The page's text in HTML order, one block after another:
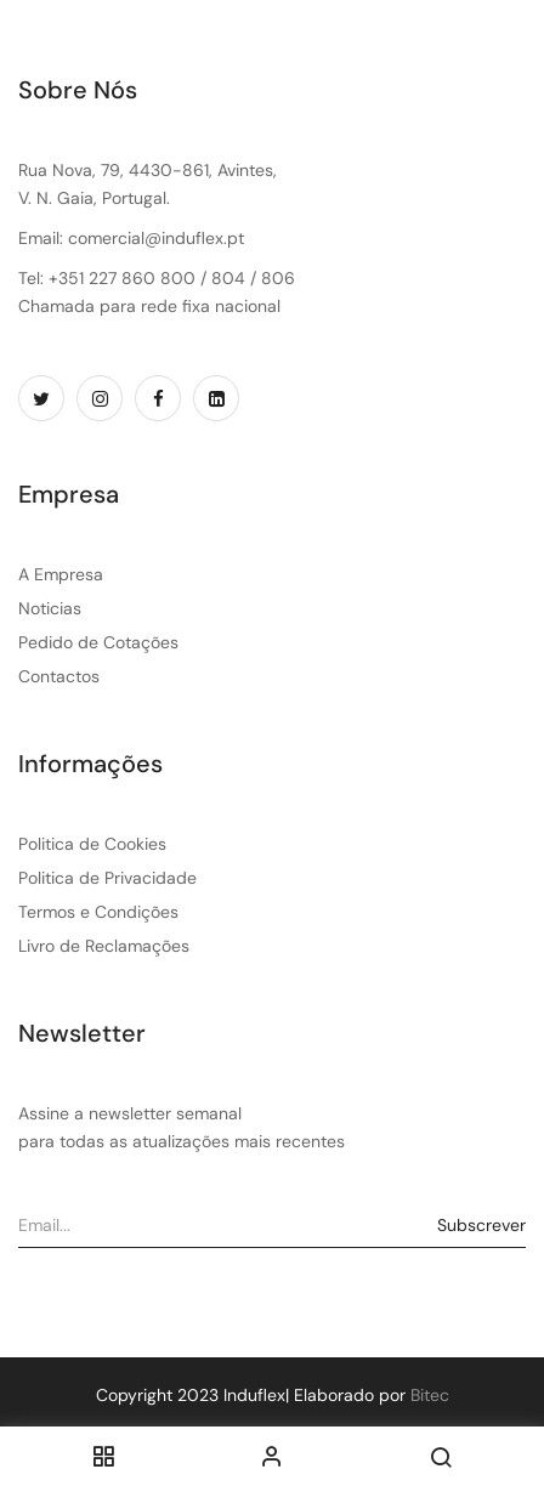
Sobre Nós
Rua Nova, 79, 4430-861, Avintes,
V. N. Gaia, Portugal.
Email: comercial@induflex.pt
Tel: +351 227 860 800 / 804 / 806
Chamada para rede fixa nacional
Empresa
A Empresa
Noticias
Pedido de Cotações
Contactos
Informações
Politica de Cookies
Politica de Privacidade
Termos e Condições
Livro de Reclamações
Newsletter
Assine a newsletter semanal
para todas as atualizações mais recentes
Copyright 2023 Induflex| Elaborado por Bitec